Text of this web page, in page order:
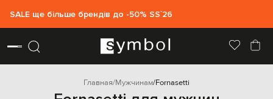
SALE ще більше брендів до -50% SS`26
Главная Мужчинам Fornasetti